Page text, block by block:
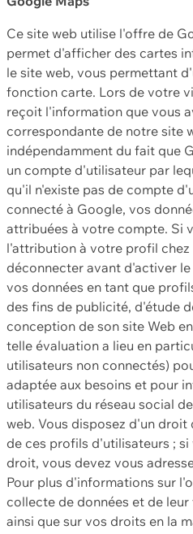
Ce site web utilise l'offre de
permet d'afficher des cartes
le site web, vous permettant
fonction carte. Lors de votre
reçoit l'information que vous
correspondante de notre site
indépendamment du fait que
un compte d'utilisateur par
qu'il n'existe pas de compte
connecté à Google, vos
attribuées à votre compte. Si
l'attribution à votre profil chez
déconnecter avant d'activer
vos données en tant que
des fins de publicité, d'étude
conception de son site Web
telle évaluation a lieu en
utilisateurs non connectés)
adaptée aux besoins et pour
utilisateurs du réseau social
web. Vous disposez d'un
de ces profils d'utilisateurs ;
droit, vous devez vous
Pour plus d'informations sur
collecte de données et de
ainsi que sur vos droits en la